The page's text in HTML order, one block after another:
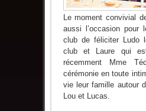
Le moment convivial
aussi l’occasion pour
club de féliciter Ludo
club et Laure qui
récemment Mme
cérémonie en toute
vie leur famille autour
Lou et Lucas.